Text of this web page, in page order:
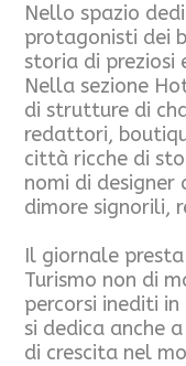
Nello spazio
protagonisti dei
storia di
Nella sezione
di strutture di
redattori,
città ricche di
nomi di designer
dimore signorili,
Il giornale
Turismo non di
percorsi inediti
si dedica anche
di crescita nel